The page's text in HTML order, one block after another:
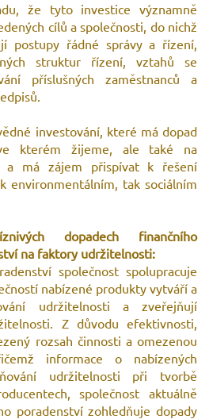
že tyto investice významně
cílů a společnosti, do nichž
postupy řádné správy a řízení,
struktur řízení, vztahů se
příslušných zaměstnanců a
investování, které má dopad
kterém žijeme, ale také na
a má zájem přispívat k řešení
environmentálním, tak sociálním
dopadech finančního
na faktory udržitelnosti:
společnost spolupracuje
nabízené produkty vytváří a
udržitelnosti a zveřejňují
Z důvodu efektivnosti,
rozsah činnosti a omezenou
informace o nabízených
udržitelnosti při tvorbě
společnost aktuálně
poradenství zohledňuje dopady